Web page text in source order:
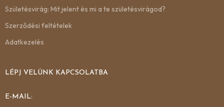
Születésvirág: Mit jelent és mi a te születésvirágod?
Szerződési feltételek
Adatkezelés
LÉPJ VELÜNK KAPCSOLATBA
E-MAIL: